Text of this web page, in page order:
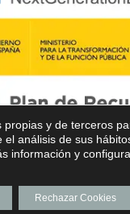
propias y de terceros
el análisis de sus
información y
Rechazar Cookies